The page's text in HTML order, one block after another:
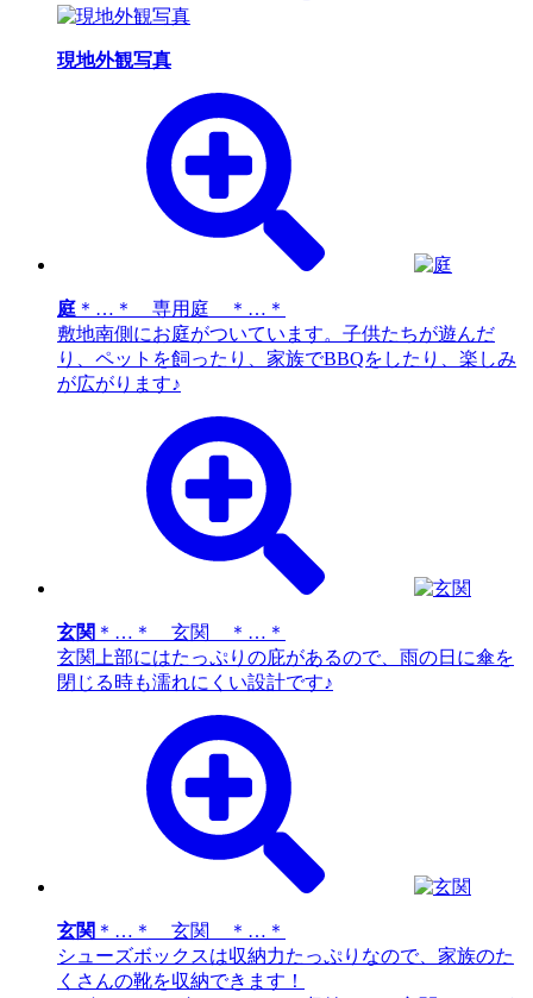
現地外観写真
庭 ＊…＊ 専用庭 ＊…＊
敷地南側にお庭がついています。子供たちが遊んだ
り、ペットを飼ったり、家族でBBQをしたり、楽しみ
が広がります♪
玄関 ＊…＊ 玄関 ＊…＊
玄関上部にはたっぷりの庇があるので、雨の日に傘を
閉じる時も濡れにくい設計です♪
玄関 ＊…＊ 玄関 ＊…＊
シューズボックスは収納力たっぷりなので、家族のた
くさんの靴を収納できます！